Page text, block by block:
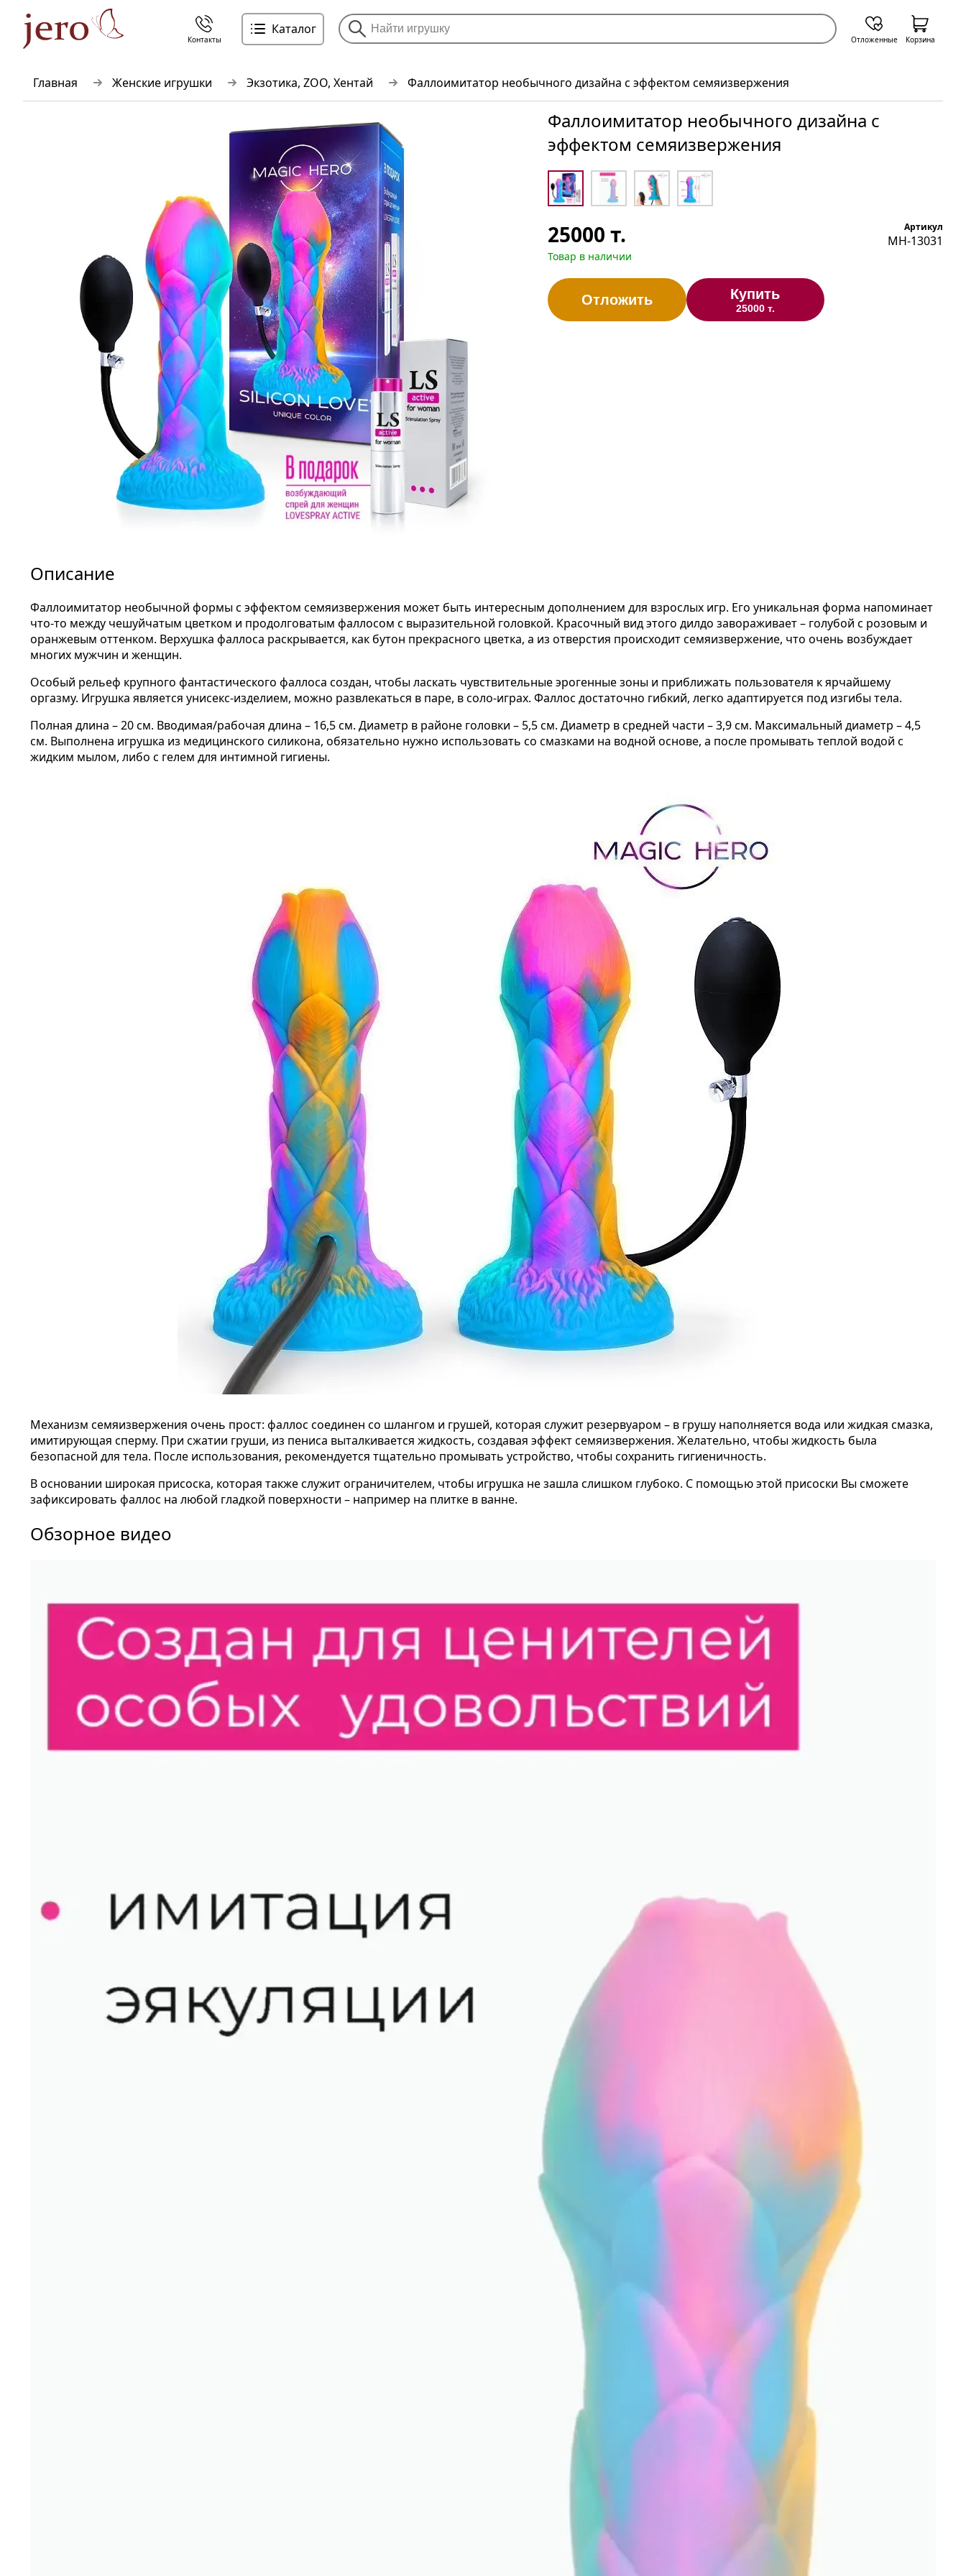
Главная Женские игрушки Экзотика, ZOO, Хентай Фаллоимитатор необычного дизайна с эффектом семяизвержения
Фаллоимитатор необычного дизайна с
эффектом семяизвержения
25000 т.
Товар в наличии
Артикул
MH-13031
Отложить Купить
25000 т.
Описание
Фаллоимитатор необычной формы с эффектом семяизвержения может быть интересным дополнением для взрослых игр. Его уникальная форма напоминает
что-то между чешуйчатым цветком и продолговатым фаллосом с выразительной головкой. Красочный вид этого дилдо завораживает – голубой с розовым и
оранжевым оттенком. Верхушка фаллоса раскрывается, как бутон прекрасного цветка, а из отверстия происходит семяизвержение, что очень возбуждает
многих мужчин и женщин.
Особый рельеф крупного фантастического фаллоса создан, чтобы ласкать чувствительные эрогенные зоны и приближать пользователя к ярчайшему
оргазму. Игрушка является унисекс-изделием, можно развлекаться в паре, в соло-играх. Фаллос достаточно гибкий, легко адаптируется под изгибы тела.
Полная длина – 20 см. Вводимая/рабочая длина – 16,5 см. Диаметр в районе головки – 5,5 см. Диаметр в средней части – 3,9 см. Максимальный диаметр – 4,5
см. Выполнена игрушка из медицинского силикона, обязательно нужно использовать со смазками на водной основе, а после промывать теплой водой с
жидким мылом, либо с гелем для интимной гигиены.
Механизм семяизвержения очень прост: фаллос соединен со шлангом и грушей, которая служит резервуаром – в грушу наполняется вода или жидкая смазка,
имитирующая сперму. При сжатии груши, из пениса выталкивается жидкость, создавая эффект семяизвержения. Желательно, чтобы жидкость была
безопасной для тела. После использования, рекомендуется тщательно промывать устройство, чтобы сохранить гигиеничность.
В основании широкая присоска, которая также служит ограничителем, чтобы игрушка не зашла слишком глубоко. С помощью этой присоски Вы сможете
зафиксировать фаллос на любой гладкой поверхности – например на плитке в ванне.
Обзорное видео
Контакты
Каталог
Отложенные Корзина